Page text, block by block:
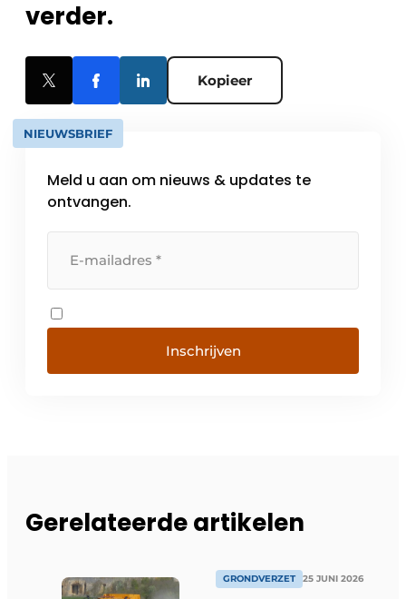
verder.
Kopieer
NIEUWSBRIEF
Meld u aan om nieuws & updates te
ontvangen.
Inschrijven
Gerelateerde artikelen
GRONDVERZET 25 JUNI 2026